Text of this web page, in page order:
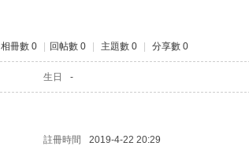
相冊數 0 回帖數 0 主題數 0 分享數 0
生日 -
註冊時間 2019-4-22 20:29